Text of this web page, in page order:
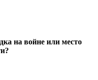
на войне или место